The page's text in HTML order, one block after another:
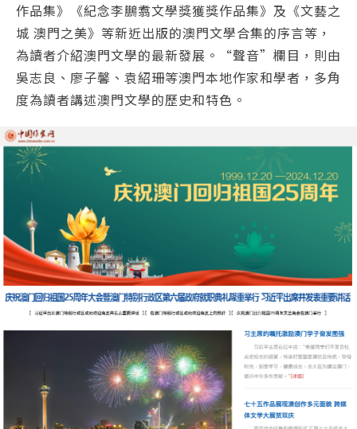
作品集》《紀念李鵬翥文學獎獲獎作品集》及《文藝之
城 澳門之美》等新近出版的澳門文學合集的序言等，
為讀者介紹澳門文學的最新發展。“聲音”欄目，則由
吳志良、廖子馨、袁紹珊等澳門本地作家和學者，多角
度為讀者講述澳門文學的歷史和特色。